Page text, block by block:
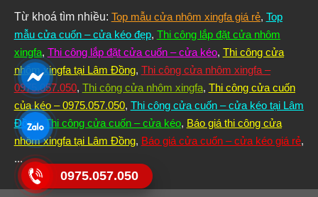
Từ khoá tìm nhiều: Top mẫu cửa nhôm xingfa giá rẻ, Top
mẫu cửa cuốn – cửa kéo đẹp, Thi công lắp đặt cửa nhôm
xingfa, Thi công lắp đặt cửa cuốn – cửa kéo, Thi công cửa
nhôm xingfa tại Lâm Đồng, Thi công cửa nhôm xingfa –
0975.057.050, Thi công cửa nhôm xingfa, Thi công cửa cuốn
của kéo – 0975.057.050, Thi công cửa cuốn – cửa kéo tại Lâm
Đồng, Thi công cửa cuốn – cửa kéo, Báo giá thi công cửa
nhôm xingfa tại Lâm Đồng, Báo giá cửa cuốn – cửa kéo giá rẻ,
...
0975.057.050